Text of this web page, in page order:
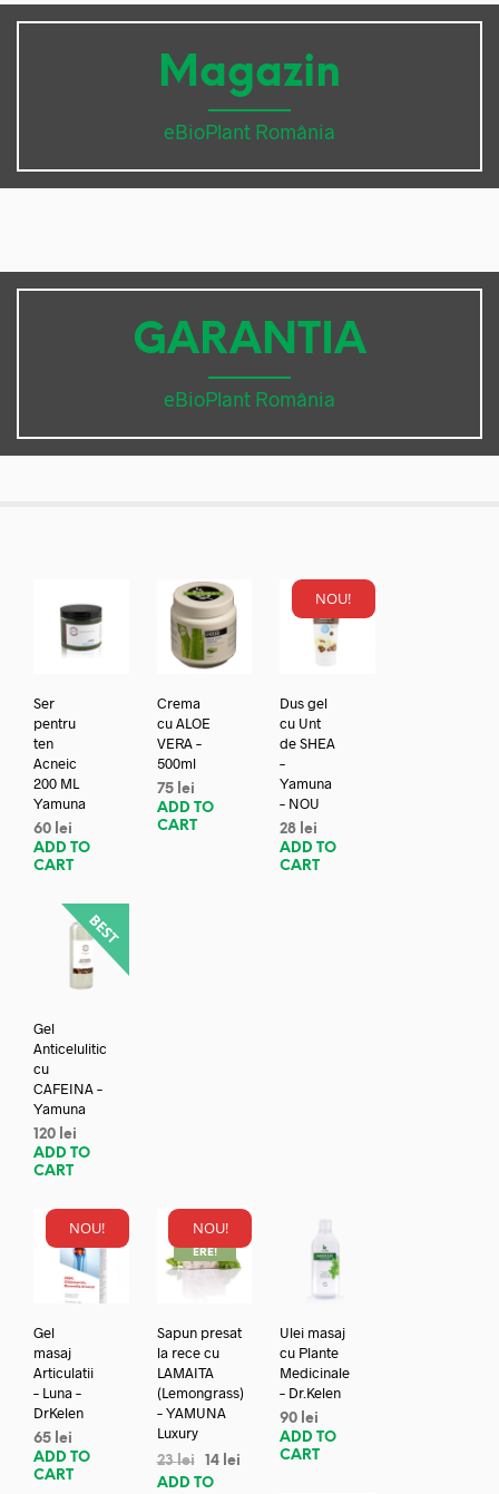
Magazin
eBioPlant România
GARANTIA
eBioPlant România
Ser
pentru
ten
Acneic
200 ML
Yamuna
60 lei
ADD TO
CART
Crema
cu ALOE
VERA –
500ml
75 lei
ADD TO
CART
NOU!
Dus gel
cu Unt
de SHEA
–
Yamuna
– NOU
28 lei
ADD TO
CART
Gel
Anticelulitic
cu
CAFEINA –
Yamuna
120 lei
ADD TO
CART
NOU!
Gel
masaj
Articulatii
– Luna –
DrKelen
65 lei
ADD TO
CART
NOU!
REDUC
ERE!
Sapun presat
la rece cu
LAMAITA
(Lemongrass)
– YAMUNA
Luxury
23lei 14 lei
ADD TO
Ulei masaj
cu Plante
Medicinale
– Dr.Kelen
90 lei
ADD TO
CART